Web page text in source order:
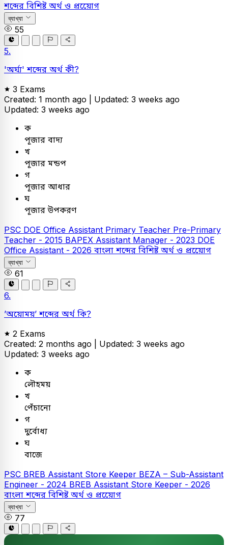
শব্দের বিশিষ্ট অর্থ ও প্রয়োেগ
ব্যাখ্যা
55
5.
'অর্ঘ্য' শব্দের অর্থ কী?
3 Exams
Created: 1 month ago | Updated: 3 weeks ago
Updated: 3 weeks ago
ক
পূজার বাদ্য
খ
পূজার মন্ডপ
গ
পূজার আধার
ঘ
পূজার উপকরণ
PSC DOE Office Assistant Primary Teacher Pre-Primary
Teacher - 2015 BAPEX Assistant Manager - 2023 DOE
Office Assistant - 2026 বাংলাশব্দের বিশিষ্ট অর্থ ও প্রয়োেগ
ব্যাখ্যা
61
6.
’অয়োময়’ শব্দের অর্থ কি?
2 Exams
Created: 2 months ago | Updated: 3 weeks ago
Updated: 3 weeks ago
ক
লৌহময়
খ
পেঁচানো
গ
দুর্বোধ্য
ঘ
বাজে
PSC BREB Assistant Store Keeper BEZA – Sub-Assistant
Engineer - 2024 BREB Assistant Store Keeper - 2026
বাংলাশব্দের বিশিষ্ট অর্থ ও প্রয়োেগ
ব্যাখ্যা
77